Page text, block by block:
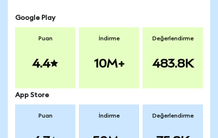
Google Play
Puan
4.4
İndirme
10M+
Değerlendirme
483.8K
App Store
Puan İndirme Değerlendirme